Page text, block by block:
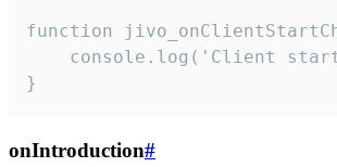
function
console.log('Client
}
onIntroduction#